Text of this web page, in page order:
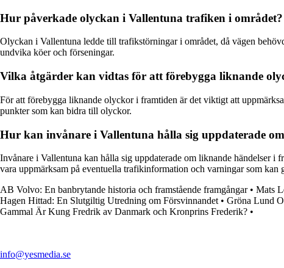
Hur påverkade olyckan i Vallentuna trafiken i området?
Olyckan i Vallentuna ledde till trafikstörningar i området, då vägen
undvika köer och förseningar.
Vilka åtgärder kan vidtas för att förebygga liknande
För att förebygga liknande olyckor i framtiden är det viktigt att
punkter som kan bidra till olyckor.
Hur kan invånare i Vallentuna hålla sig uppdaterade
Invånare i Vallentuna kan hålla sig uppdaterade om liknande händelser
vara uppmärksam på eventuella trafikinformation och varningar som kan
AB Volvo: En banbrytande historia och framstående framgångar• Mats
Hagen Hittad: En Slutgiltig Utredning om Försvinnandet • Gröna Lund
Gammal Är Kung Fredrik av Danmark och Kronprins Frederik? •
info@yesmedia.se